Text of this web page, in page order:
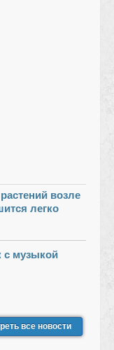
возле
легко
с музыкой
все новости